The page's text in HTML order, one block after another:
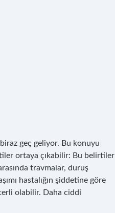
geç geliyor. Bu konuyu
ortaya çıkabilir: Bu belirtiler
travmalar, duruş
hastalığın şiddetine göre
olabilir. Daha ciddi